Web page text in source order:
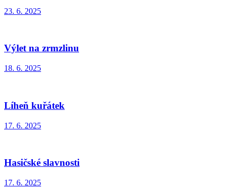
23. 6. 2025
Výlet na zrmzlinu
18. 6. 2025
Líheň kuřátek
17. 6. 2025
Hasičské slavnosti
17. 6. 2025